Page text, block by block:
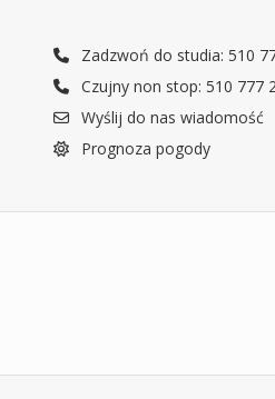
Zadzwoń do studia: 510
Czujny non stop: 510 777
Wyślij do nas wiadomość
Prognoza pogody